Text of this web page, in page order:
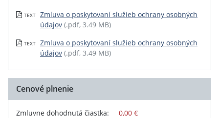
TEXT
Zmluva o poskytovaní služieb ochrany osobných
údajov (.pdf, 3.49 MB)
TEXT
Zmluva o poskytovaní služieb ochrany osobných
údajov (.pdf, 3.49 MB)
Cenové plnenie
Zmluvne dohodnutá čiastka: 0,00 €